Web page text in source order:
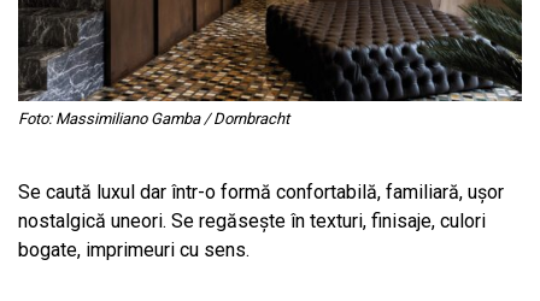
Foto: Massimiliano Gamba / Dornbracht
Se caută luxul dar într-o formă confortabilă, familiară, ușor
nostalgică uneori. Se regăsește în texturi, finisaje, culori
bogate, imprimeuri cu sens.